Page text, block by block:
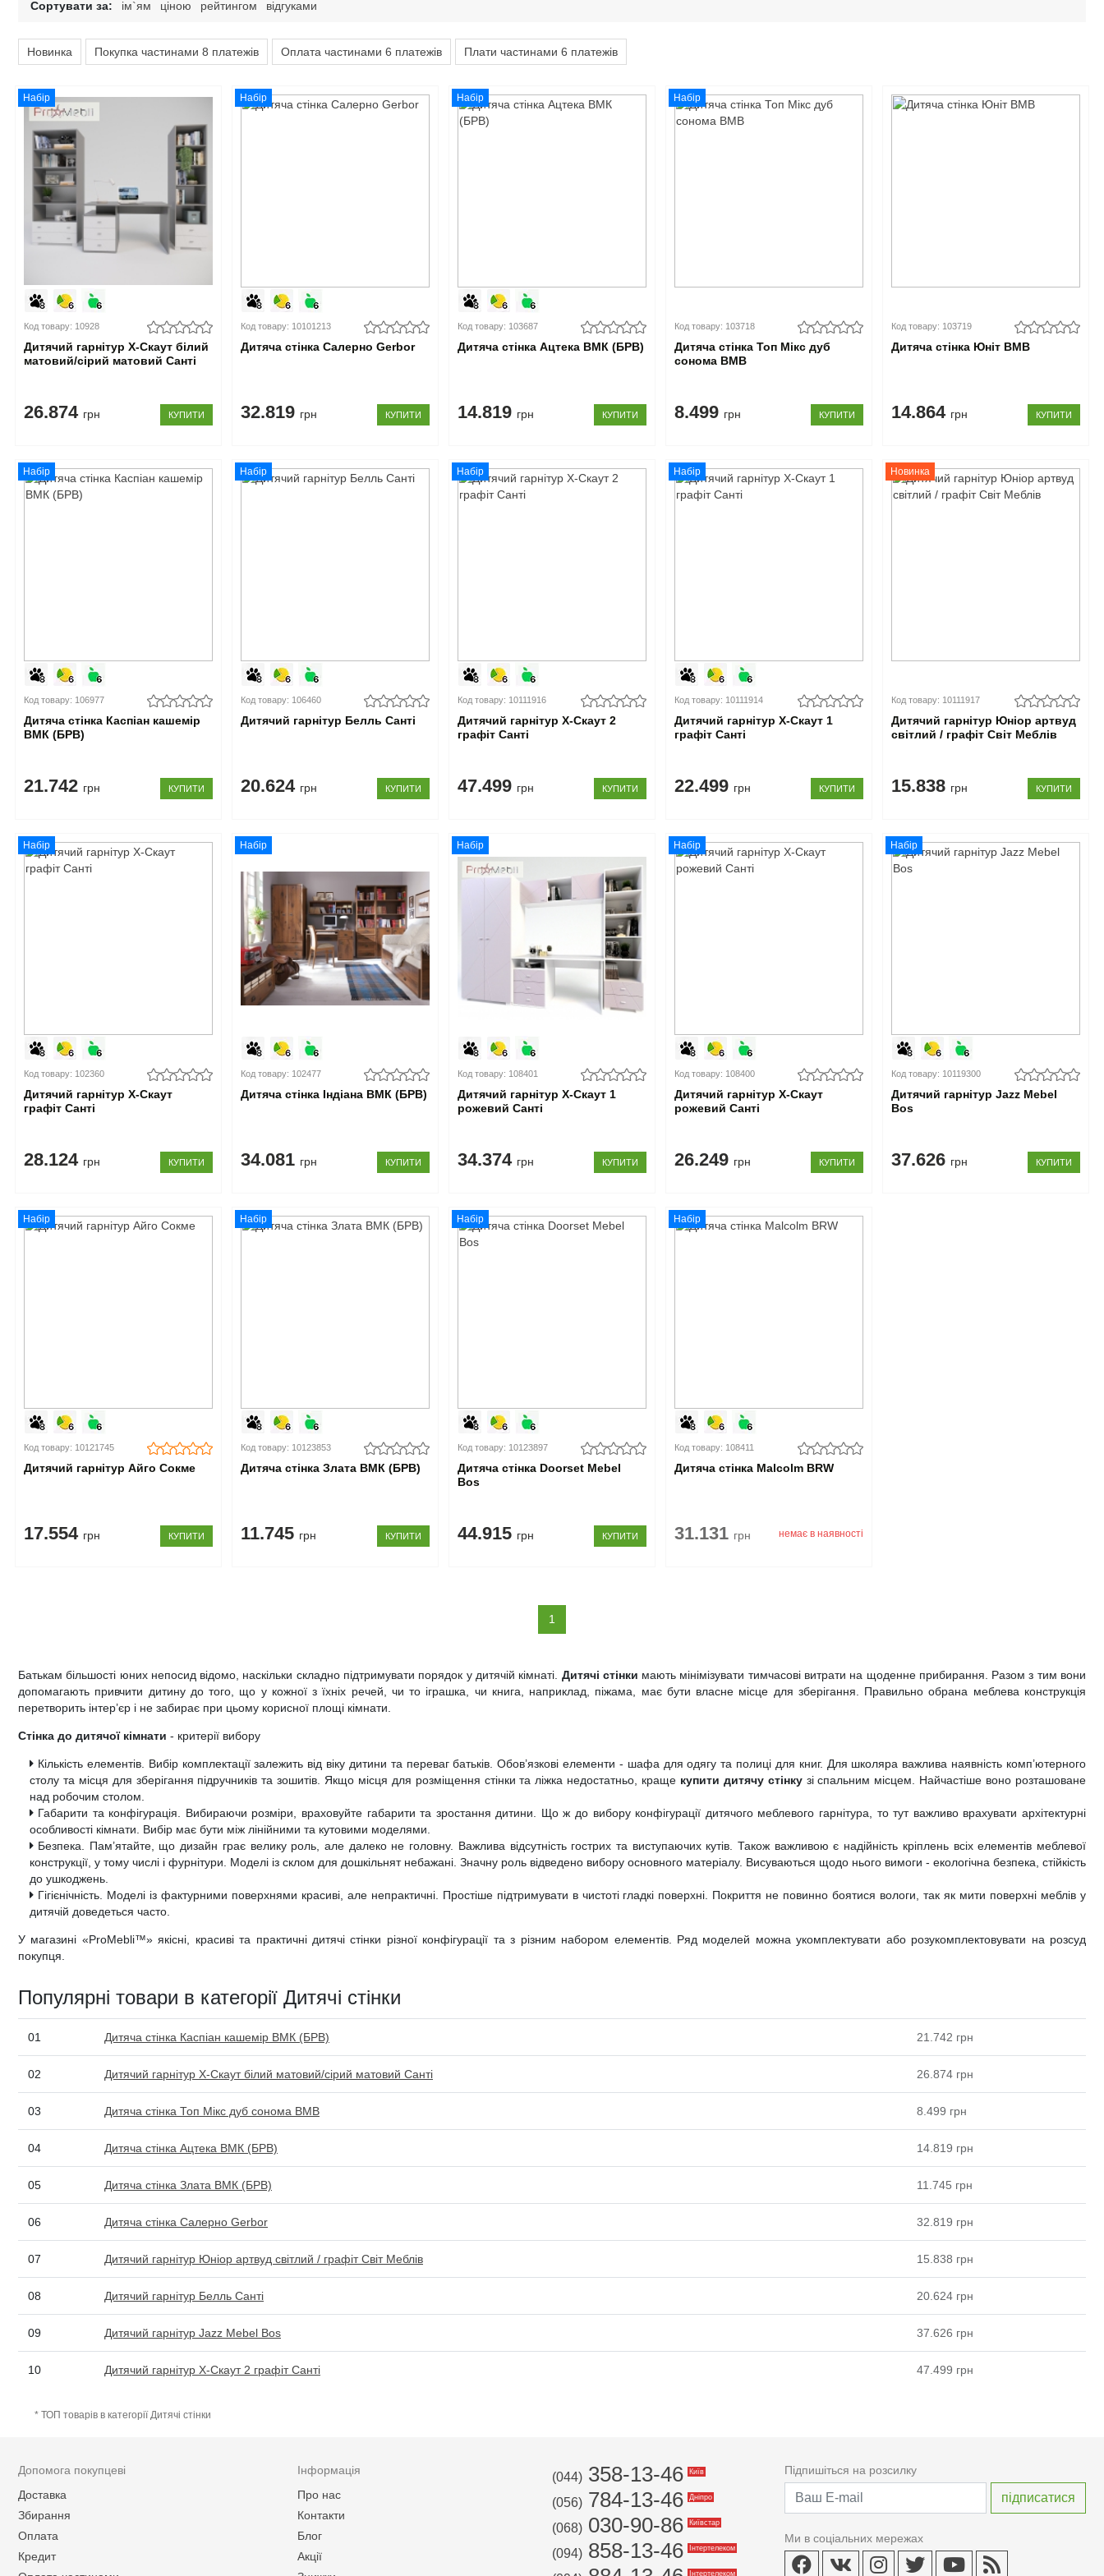
Сортувати за: ім`ям ціною рейтингом відгуками
Новинка Покупка частинами 8 платежів Оплата частинами 6 платежів Плати частинами 6 платежів
Набір
Код товару: 10928
Дитячий гарнітур X-Скаут білий
матовий/сірий матовий Санті
26.874 грн КУПИТИ
Набір
Код товару: 10101213
Дитяча стінка Салерно Gerbor
32.819 грн КУПИТИ
Набір
Код товару: 103687
Дитяча стінка Ацтека ВМК (БРВ)
14.819 грн КУПИТИ
Набір
Код товару: 103718
Дитяча стінка Топ Мікс дуб
сонома ВМВ
8.499 грн КУПИТИ
Код товару: 103719
Дитяча стінка Юніт ВМВ
14.864 грн КУПИТИ
Набір
Код товару: 106977
Дитяча стінка Каспіан кашемір
ВМК (БРВ)
21.742 грн КУПИТИ
Набір
Код товару: 106460
Дитячий гарнітур Белль Санті
20.624 грн КУПИТИ
Набір
Код товару: 10111916
Дитячий гарнітур X-Скаут 2
графіт Санті
47.499 грн КУПИТИ
Набір
Код товару: 10111914
Дитячий гарнітур X-Скаут 1
графіт Санті
22.499 грн КУПИТИ
Новинка
Код товару: 10111917
Дитячий гарнітур Юніор артвуд
світлий / графіт Світ Меблів
15.838 грн КУПИТИ
Набір
Код товару: 102360
Дитячий гарнітур X-Скаут
графіт Санті
28.124 грн КУПИТИ
Набір
Код товару: 102477
Дитяча стінка Індіана ВМК (БРВ)
34.081 грн КУПИТИ
Набір
Код товару: 108401
Дитячий гарнітур X-Скаут 1
рожевий Санті
34.374 грн КУПИТИ
Набір
Код товару: 108400
Дитячий гарнітур X-Скаут
рожевий Санті
26.249 грн КУПИТИ
Набір
Код товару: 10119300
Дитячий гарнітур Jazz Mebel
Bos
37.626 грн КУПИТИ
Набір
Код товару: 10121745
Дитячий гарнітур Айго Сокме
17.554 грн КУПИТИ
Набір
Код товару: 10123853
Дитяча стінка Злата ВМК (БРВ)
11.745 грн КУПИТИ
Набір
Код товару: 10123897
Дитяча стінка Doorset Mebel
Bos
44.915 грн КУПИТИ
Набір
Код товару: 108411
Дитяча стінка Malcolm BRW
31.131 грн немає в наявності
1
Батькам більшості юних непосид відомо, наскільки складно підтримувати порядок у дитячій кімнаті. Дитячі стінки мають мінімізувати тимчасові витрати на щоденне прибирання. Разом з тим вони
допомагають привчити дитину до того, що у кожної з їхніх речей, чи то іграшка, чи книга, наприклад, піжама, має бути власне місце для зберігання. Правильно обрана меблева конструкція
перетворить інтер’єр і не забирає при цьому корисної площі кімнати.
Стінка до дитячої кімнати - критерії вибору
Кількість елементів. Вибір комплектації залежить від віку дитини та переваг батьків. Обов’язкові елементи - шафа для одягу та полиці для книг. Для школяра важлива наявність комп’ютерного
столу та місця для зберігання підручників та зошитів. Якщо місця для розміщення стінки та ліжка недостатньо, краще купити дитячу стінкузі спальним місцем. Найчастіше воно розташоване
над робочим столом.
Габарити та конфігурація. Вибираючи розміри, враховуйте габарити та зростання дитини. Що ж до вибору конфігурації дитячого меблевого гарнітура, то тут важливо врахувати архітектурні
особливості кімнати. Вибір має бути між лінійними та кутовими моделями.
Безпека. Пам’ятайте, що дизайн грає велику роль, але далеко не головну. Важлива відсутність гострих та виступаючих кутів. Також важливою є надійність кріплень всіх елементів меблевої
конструкції, у тому числі і фурнітури. Моделі із склом для дошкільнят небажані. Значну роль відведено вибору основного матеріалу. Висуваються щодо нього вимоги - екологічна безпека, стійкість
до ушкоджень.
Гігієнічність. Моделі із фактурними поверхнями красиві, але непрактичні. Простіше підтримувати в чистоті гладкі поверхні. Покриття не повинно боятися вологи, так як мити поверхні меблів у
дитячій доведеться часто.
У магазині «ProMebli™» якісні, красиві та практичні дитячі стінки різної конфігурації та з різним набором елементів. Ряд моделей можна укомплектувати або розукомплектовувати на розсуд
покупця.
Популярні товари в категорії Дитячі стінки
01 Дитяча стінка Каспіан кашемір ВМК (БРВ) 21.742 грн
02 Дитячий гарнітур X-Скаут білий матовий/сірий матовий Санті 26.874 грн
03 Дитяча стінка Топ Мікс дуб сонома ВМВ 8.499 грн
04 Дитяча стінка Ацтека ВМК (БРВ) 14.819 грн
05 Дитяча стінка Злата ВМК (БРВ) 11.745 грн
06 Дитяча стінка Салерно Gerbor 32.819 грн
07 Дитячий гарнітур Юніор артвуд світлий / графіт Світ Меблів 15.838 грн
08 Дитячий гарнітур Белль Санті 20.624 грн
09 Дитячий гарнітур Jazz Mebel Bos 37.626 грн
10 Дитячий гарнітур X-Скаут 2 графіт Санті 47.499 грн
* ТОП товарів в категорії Дитячі стінки
Допомога покупцеві
Доставка
Збирання
Оплата
Кредит
Інформація
Про нас
Контакти
Блог
Акції
(044) 358-13-46 Київ
(056) 784-13-46 Дніпро
(068) 030-90-86 Київстар
(094) 858-13-46 Інтертелеком
Інтертелеком
Підпишіться на розсилку
Ми в соціальних мережах
Дитячі стільчики
Дитячі матраци
Тумби для ванної під дерево
Класичні тумби у ванну
Унітази
Аксесуари для ванної та туалету
Душові гарнітури